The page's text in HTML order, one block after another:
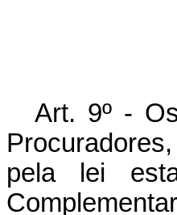
Art. 9º -
pela lei